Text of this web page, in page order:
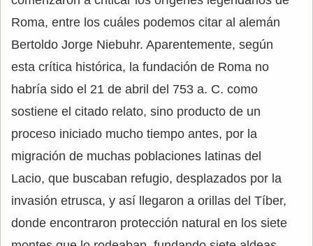
Roma, entre los cuáles podemos citar al alemán
Bertoldo Jorge Niebuhr. Aparentemente, según
esta crítica histórica, la fundación de Roma no
habría sido el 21 de abril del 753 a. C. como
sostiene el citado relato, sino producto de un
proceso iniciado mucho tiempo antes, por la
migración de muchas poblaciones latinas del
Lacio, que buscaban refugio, desplazados por la
invasión etrusca, y así llegaron a orillas del Tíber,
donde encontraron protección natural en los siete